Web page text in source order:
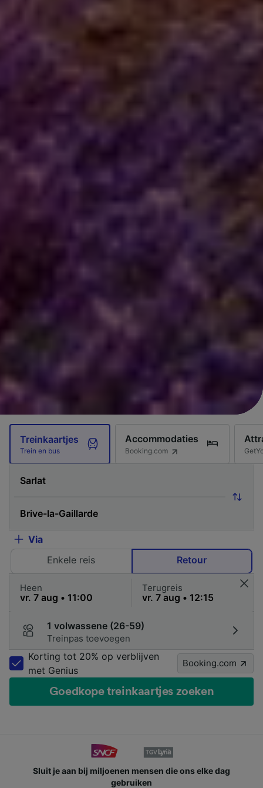
Treinkaartjes
Trein en bus
Accommodaties
Booking.com
Via
Enkele reis
Retour
Heen Terugreis
1 volwassene (26-59)
Treinpas toevoegen
Korting tot 20% op verblijven
met Genius
Booking.com
Goedkope treinkaartjes zoeken
Sluit je aan bij miljoenen mensen die ons elke dag
gebruiken